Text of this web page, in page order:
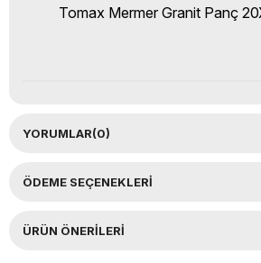
Tomax Mermer Granit Panç
YORUMLAR(0)
ÖDEME SEÇENEKLERI
ÜRÜN ÖNERILERI